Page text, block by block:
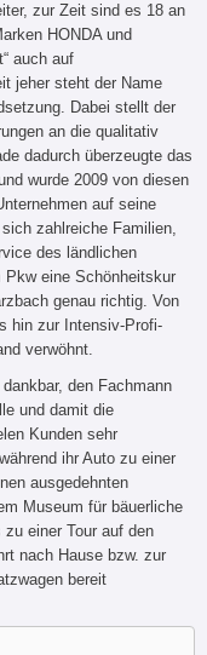
zur Zeit sind es 18 an
HONDA und
auch auf
jeher steht der Name
Dabei stellt der
an die qualitativ
dadurch überzeugte das
wurde 2009 von diesen
auf seine
zahlreiche Familien,
des ländlichen
Pkw eine Schönheitskur
genau richtig. Von
hin zur Intensiv-Profi-
verwöhnt.
den Fachmann
und damit die
Kunden sehr
ihr Auto zu einer
ausgedehnten
Museum für bäuerliche
einer Tour auf den
nach Hause bzw. zur
bereit